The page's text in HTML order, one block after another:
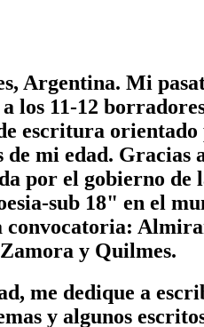
Argentina. Mi
los 11-12
escritura
mi edad.
por el gobierno de
sub 18" en el
y Quilmes.
me dedique a
y algunos